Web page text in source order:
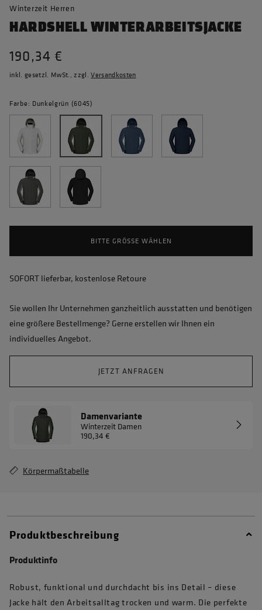
Winterzeit Herren
HARDSHELL WINTERARBEITSJACKE
190,34 €
inkl. gesetzl. MwSt., zzgl.Versandkosten
Farbe: Dunkelgrün (6045)
BITTE GRÖSSE WÄHLEN
SOFORT lieferbar, kostenlose Retoure
Sie wollen Ihr Unternehmen ganzheitlich ausstatten und benötigen
eine größere Bestellmenge? Gerne erstellen wir Ihnen ein
individuelles Angebot.
JETZT ANFRAGEN
Damenvariante
Winterzeit Damen
190,34 €
Körpermaßtabelle
Produktbeschreibung
Produktinfo
Robust, funktional und durchdacht bis ins Detail – diese
Jacke hält den Arbeitsalltag trocken und warm. Die perfekte